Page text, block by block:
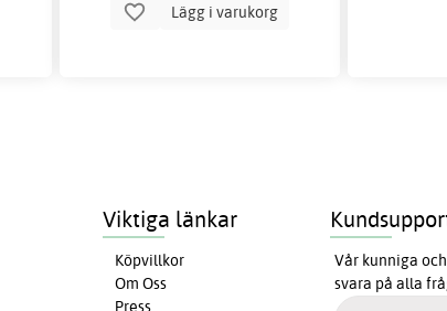
Lägg i varukorg
Viktiga länkar
Köpvillkor
Om Oss
Press
Vår kunniga
svara på alla